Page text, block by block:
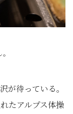
が待っている。
たアルプス体操